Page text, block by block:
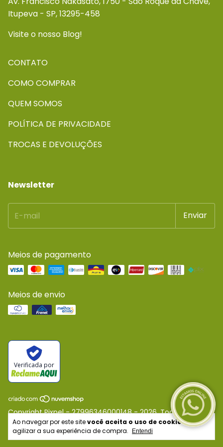
Ao navegar por este sitevocê aceita o uso de cookiespara
agilizar a sua experiência de compra.
Entendi
Itupeva - SP, 13295-458
Visite o nosso Blog!
CONTATO
COMO COMPRAR
QUEM SOMOS
POLÍTICA DE PRIVACIDADE
TROCAS E DEVOLUÇÕES
Newsletter
Meios de pagamento
Meios de envio
Verificada por
Copyright Pixpel - 27996346000148 - 2026. Todos os
direitos reservados.